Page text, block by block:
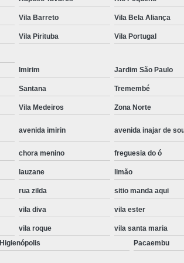
Instalação de Maquina de Lavar Roupa
Instalação Eletrica Maquina de Lavar
Instalação para Maquina de Lavar
Instalar Maquina Lavar Roupa
Samsung Instalação Maquina
Instalação de Lava e Seca
Instalação Lava e Seca
Instalação
Instalação Maquina Lava e Seca
Instalação Samsung
Lava e Seca Samsung
Manutenção de Fogão
Manutenção
Manutenção de Fogão
Vila Barreto Vila Bela Aliança
Vila Pirituba Vila Portugal
Imirim Jardim São Paulo
Santana Tremembé
Vila Medeiros Zona Norte
avenida imirin avenida inajar de
chora menino freguesia do ó
lauzane limão
rua zilda sitio manda aqui
vila diva vila ester
vila roque vila santa maria
Higienópolis Pacaembu